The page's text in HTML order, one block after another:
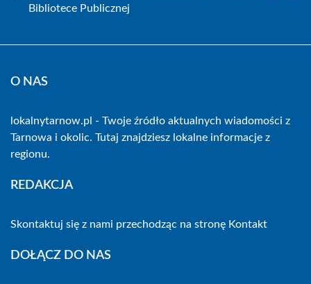
Bibliotece Publicznej
O NAS
lokalnytarnow.pl - Twoje źródło aktualnych wiadomości z
Tarnowa i okolic. Tutaj znajdziesz lokalne informacje z
regionu.
REDAKCJA
Skontaktuj się z nami przechodząc na stronę Kontakt
DOŁĄCZ DO NAS